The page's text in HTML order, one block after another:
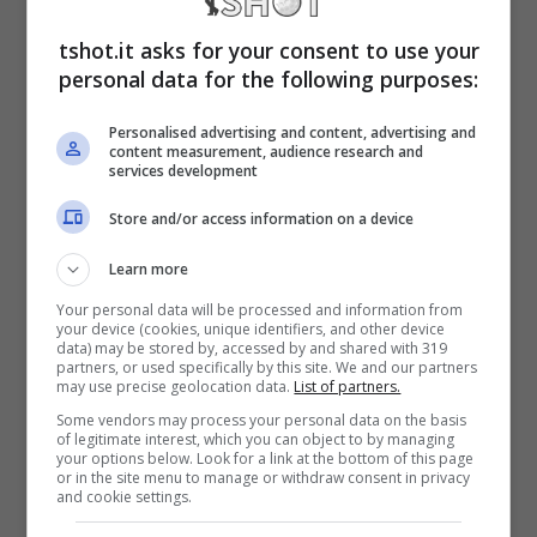
Woking vengono forniti proprio
dallaMercedes non si può certo dormire
Per il prossimo anno, con la partenza di
Lewis Hamiltonin direzioneFerrarile
prospettive non sono rosee e anche la
promozione di un giovane comeKimi
Antonellipotrebbe lasciar intendere che non
ci sia tutta questa ambizione per tornare
subito al successo.
tshot.it asks for your consent to use your
personal data for the following purposes:
Personalised advertising and content, advertising and
content measurement, audience research and
services development
Store and/or access information on a device
Learn more
Your personal data will be processed and information from
your device (cookies, unique identifiers, and other device
data) may be stored by, accessed by and shared with 319
partners, or used specifically by this site. We and our partners
may use precise geolocation data. List of partners.
Some vendors may process your personal data on the basis
of legitimate interest, which you can object to by managing
your options below. Look for a link at the bottom of this page
or in the site menu to manage or withdraw consent in privacy
and cookie settings.